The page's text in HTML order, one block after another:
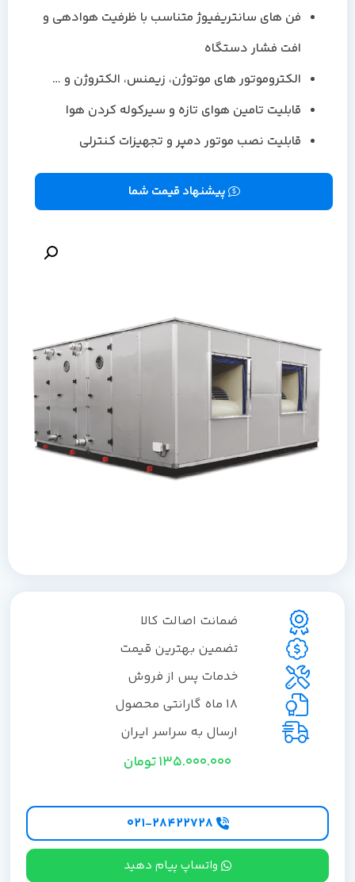
فن های سانتریفیوژ متناسب با ظرفیت هوادهی و
افت فشار دستگاه
الکتروموتور های موتوژن، زیمنس، الکتروژن و …
قابلیت تامین هوای تازه و سیرکوله کردن هوا
قابلیت نصب موتور دمپر و تجهیزات کنترلی
پیشنهاد قیمت شما
ضمانت اصالت کالا
تضمین بهترین قیمت
خدمات پس از فروش
18 ماه گارانتی محصول
ارسال به سراسر ایران
135.000.000تومان
واتساپ پیام دهید